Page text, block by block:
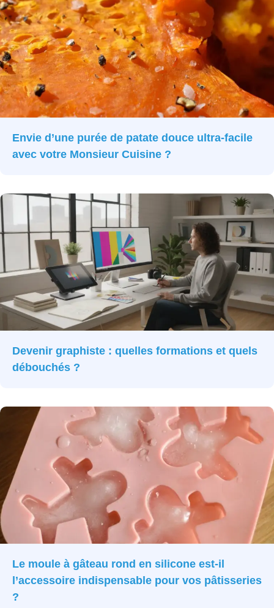
Envie d’une purée de patate douce ultra-facile
avec votre Monsieur Cuisine ?
Devenir graphiste : quelles formations et quels
débouchés ?
Le moule à gâteau rond en silicone est-il
l’accessoire indispensable pour vos pâtisseries
?